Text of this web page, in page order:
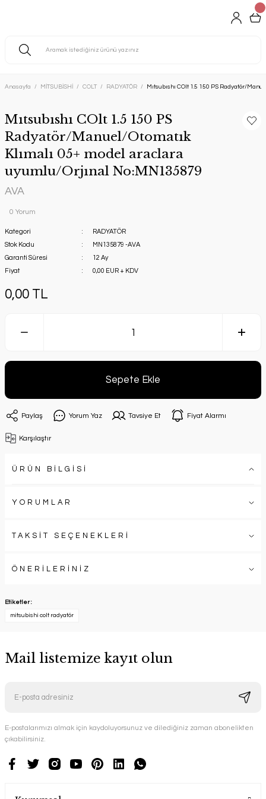
Anasayfa MİTSUBİSHİ COLT RADYATÖR Mıtsubıshı COlt 1.5 150 PS Radyatör/
Mıtsubıshı COlt 1.5 150 PS
Radyatör/Manuel/Otomatık
Klımalı 05+ model araclara
uyumlu/Orjınal No:MN135879
AVA
0 Yorum
Kategori
RADYATÖR
Stok Kodu
MN135879 -AVA
Garanti Süresi
12 Ay
Fiyat
0,00 EUR + KDV
0,00 TL
Sepete Ekle
Paylaş Yorum Yaz Tavsiye Et Fiyat Alarmı
Karşılaştır
ÜRÜN BİLGİSİ
YORUMLAR
TAKSİT SEÇENEKLERİ
ÖNERİLERİNİZ
Etiketler :
mitsubishi colt radyatör
Mail listemize kayıt olun
E-postalarımızı almak için kaydoluyorsunuz ve dilediğiniz zaman abonelikten
çıkabilirsiniz.